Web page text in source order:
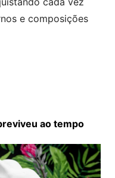
e composições
ao tempo